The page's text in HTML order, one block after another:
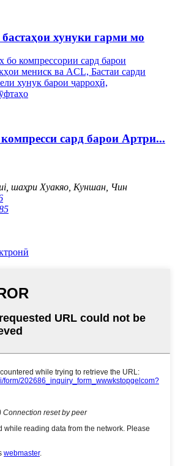
хунуки гарми мо
сард барои Артри...
шаҳри Хуакяо, Куншан, Чин